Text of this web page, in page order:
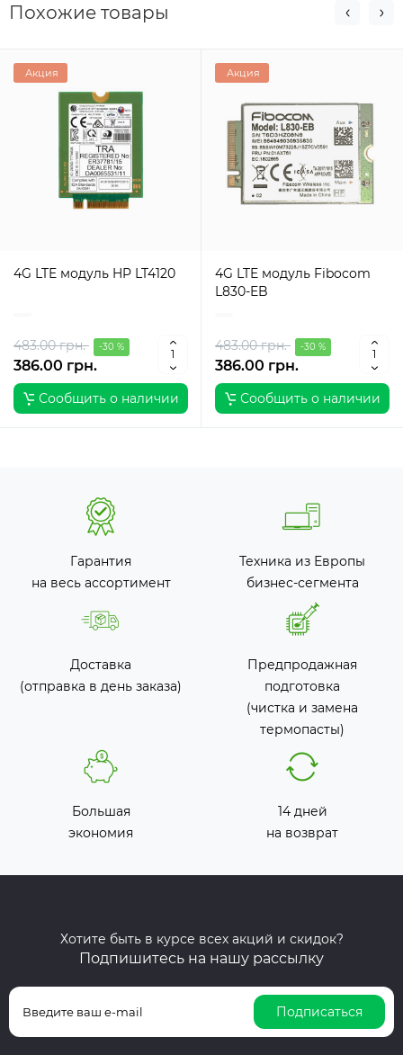
Похожие товары
Акция
4G LTE модуль HP LT4120
483.00 грн. -30 %
386.00 грн.
Сообщить о наличии
Акция
4G LTE модуль Fibocom
L830-EB
483.00 грн. -30 %
386.00 грн.
Сообщить о наличии
Гарантия
на весь ассортимент
Техника из Европы
бизнес-сегмента
Доставка
(отправка в день заказа)
Предпродажная
подготовка
(чистка и замена
термопасты)
Большая
экономия
14 дней
на возврат
Хотите быть в курсе всех акций и скидок?
Подпишитесь на нашу рассылку
Подписаться